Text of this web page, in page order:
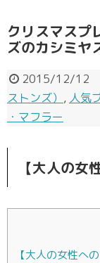
クリスマスプ
ズのカシミヤ
2015/12/12
ストンズ） , 人気
・マフラー
【大人の女
【大人の女性へ